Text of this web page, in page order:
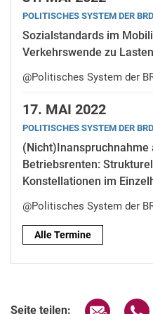
PO­LI­TI­SCHES SYS­TEM DER
Sozialstandards im
Verkehrswende zu
@Politisches System der
17. MAI 2022
PO­LI­TI­SCHES SYS­TEM DER
Betriebsrenten:
Konstellationen im
@Politisches System der
Alle Termine
Seite teilen: Seite